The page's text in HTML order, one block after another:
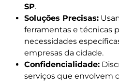
SP.
Soluções Precisas:
ferramentas e técnicas
necessidades
empresas da cidade.
Confidencialidade:
serviços que envolvem